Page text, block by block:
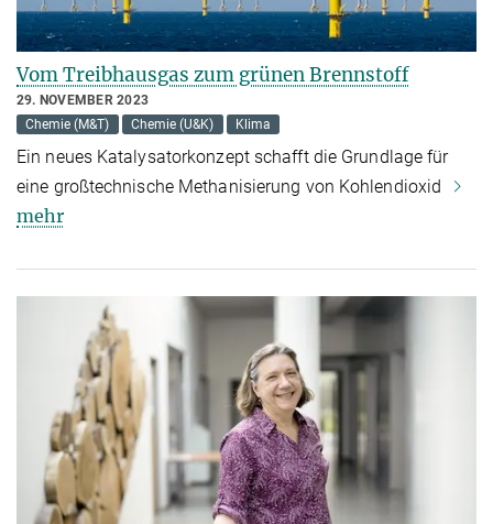
Vom Treibhausgas zum grünen Brennstoff
29. NOVEMBER 2023
Chemie (M&T)
Chemie (U&K) Klima
Ein neues Katalysatorkonzept schafft die Grundlage für
eine großtechnische Methanisierung von Kohlendioxid
mehr